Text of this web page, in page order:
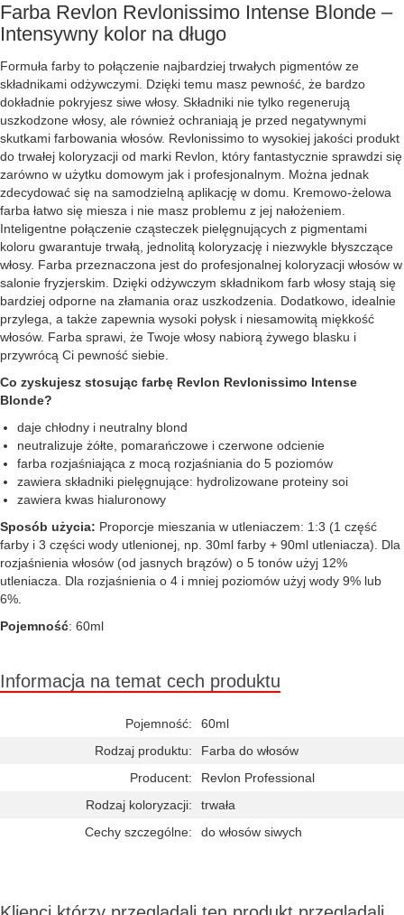
Farba Revlon Revlonissimo Intense Blonde –
Intensywny kolor na długo
Formuła farby to połączenie najbardziej trwałych pigmentów ze
składnikami odżywczymi. Dzięki temu masz pewność, że bardzo
dokładnie pokryjesz siwe włosy. Składniki nie tylko regenerują
uszkodzone włosy, ale również ochraniają je przed negatywnymi
skutkami farbowania włosów. Revlonissimo to wysokiej jakości produkt
do trwałej koloryzacji od marki Revlon, który fantastycznie sprawdzi się
zarówno w użytku domowym jak i profesjonalnym. Można jednak
zdecydować się na samodzielną aplikację w domu. Kremowo-żelowa
farba łatwo się miesza i nie masz problemu z jej nałożeniem.
Inteligentne połączenie cząsteczek pielęgnujących z pigmentami
koloru gwarantuje trwałą, jednolitą koloryzację i niezwykle błyszczące
włosy. Farba przeznaczona jest do profesjonalnej koloryzacji włosów w
salonie fryzjerskim. Dzięki odżywczym składnikom farb włosy stają się
bardziej odporne na złamania oraz uszkodzenia. Dodatkowo, idealnie
przylega, a także zapewnia wysoki połysk i niesamowitą miękkość
włosów. Farba sprawi, że Twoje włosy nabiorą żywego blasku i
przywrócą Ci pewność siebie.
Co zyskujesz stosując farbę Revlon Revlonissimo Intense
Blonde?
daje chłodny i neutralny blond
neutralizuje żółte, pomarańczowe i czerwone odcienie
farba rozjaśniająca z mocą rozjaśniania do 5 poziomów
zawiera składniki pielęgnujące: hydrolizowane proteiny soi
zawiera kwas hialuronowy
Sposób użycia: Proporcje mieszania w utleniaczem: 1:3 (1 część
farby i 3 części wody utlenionej, np. 30ml farby + 90ml utleniacza). Dla
rozjaśnienia włosów (od jasnych brązów) o 5 tonów użyj 12%
utleniacza. Dla rozjaśnienia o 4 i mniej poziomów użyj wody 9% lub
6%.
Pojemność: 60ml
Informacja na temat cech produktu
Pojemność:
60ml
Rodzaj produktu:
Farba do włosów
Producent:
Revlon Professional
Rodzaj koloryzacji:
trwała
Cechy szczególne:
do włosów siwych